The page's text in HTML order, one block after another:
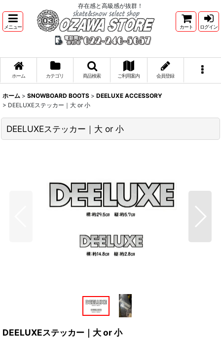
存在感と高級感が抜群！
メニュー カート ログイン
ホーム カテゴリ 商品検索 ご利用案内 会員登録
ホーム > SNOWBOARD BOOTS > DEELUXE ACCESSORY
> DEELUXEステッカー｜大 or 小
DEELUXEステッカー｜大 or 小
DEELUXEステッカー｜大 or 小